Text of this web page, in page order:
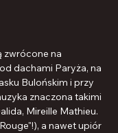
zwrócone na
dachami Paryża, na
Bulońskim i przy
znaczona takimi
Mireille Mathieu.
a nawet upiór